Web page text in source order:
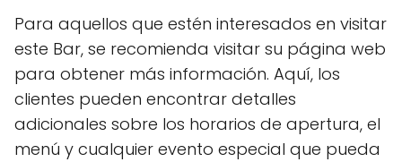
Para aquellos que estén interesados en visitar
este Bar, se recomienda visitar su página web
para obtener más información. Aquí, los
clientes pueden encontrar detalles
adicionales sobre los horarios de apertura, el
menú y cualquier evento especial que pueda